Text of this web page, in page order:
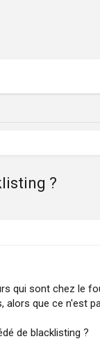
?
qui sont chez le
que ce n'est
de blacklisting ?